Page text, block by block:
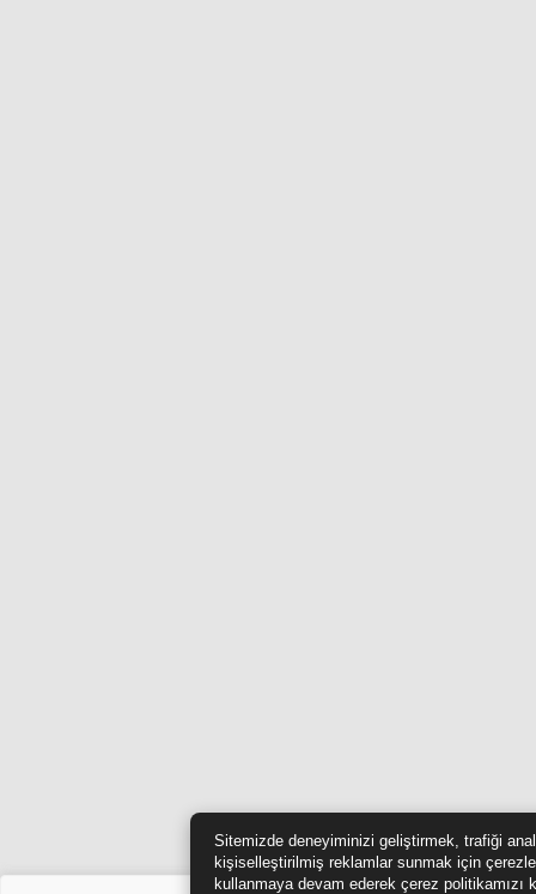
Sitemizde deneyiminizi geliştirmek, trafiği
kişiselleştirilmiş reklamlar sunmak için
kullanmaya devam ederek çerez politikamızı